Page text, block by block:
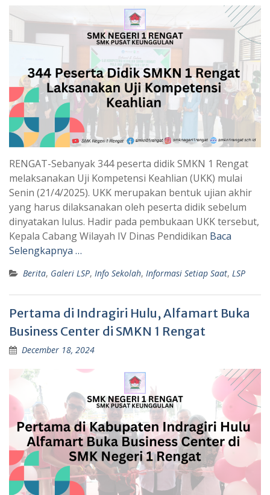
RENGAT-Sebanyak 344 peserta didik SMKN 1 Rengat
melaksanakan Uji Kompetensi Keahlian (UKK) mulai
Senin (21/4/2025). UKK merupakan bentuk ujian akhir
yang harus dilaksanakan oleh peserta didik sebelum
dinyatakan lulus. Hadir pada pembukaan UKK tersebut,
Kepala Cabang Wilayah IV Dinas Pendidikan Baca
Selengkapnya …
Berita, Galeri LSP, Info Sekolah, Informasi Setiap Saat, LSP
Pertama di Indragiri Hulu, Alfamart Buka
Business Center di SMKN 1 Rengat
December 18, 2024